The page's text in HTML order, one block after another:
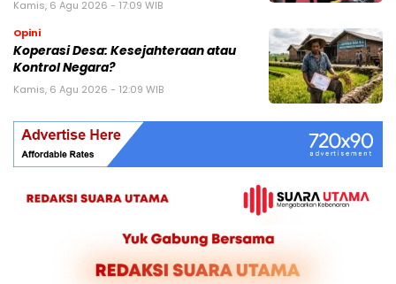
Kamis, 6 Agu 2026 - 17:09 WIB
Opini
Koperasi Desa: Kesejahteraan atau
Kontrol Negara?
Kamis, 6 Agu 2026 - 12:09 WIB